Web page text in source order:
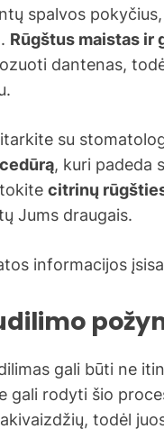
spalvos
Rūgštus maistas ir
dantenas,
su
, kuri padeda
citrinų
Jums draugais.
informacijos
gali būti ne
gali rodyti šio
todėl